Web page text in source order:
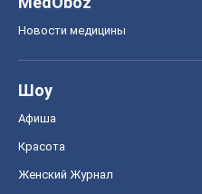
Новости медицины
Шоу
Афиша
Красота
Женский Журнал